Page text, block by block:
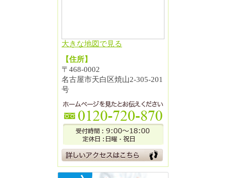
大きな地図で見る
【住所】
〒468-0002
名古屋市天白区焼山2-305-201
号